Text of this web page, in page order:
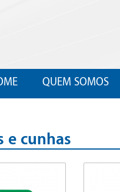
QUEM SOMOS
e cunhas